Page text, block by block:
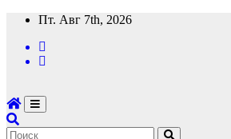
Перейти
содержимому
Пт. Авг 7th, 2026